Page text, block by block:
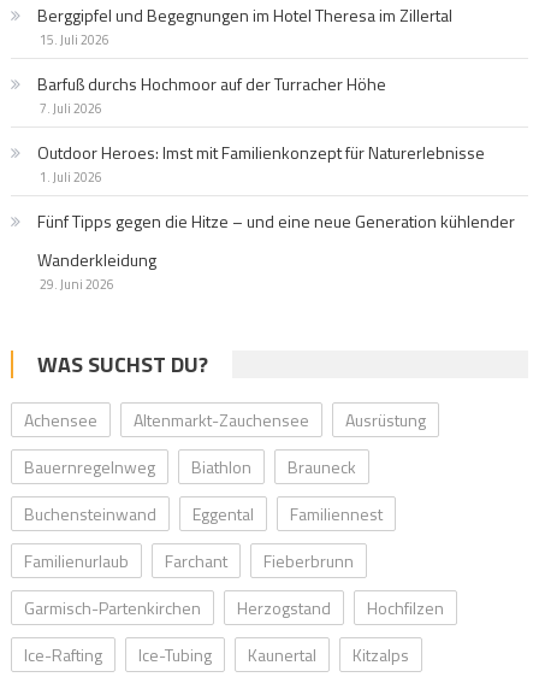
Berggipfel und Begegnungen im Hotel Theresa im Zillertal
15. Juli 2026
Barfuß durchs Hochmoor auf der Turracher Höhe
7. Juli 2026
Outdoor Heroes: Imst mit Familienkonzept für Naturerlebnisse
1. Juli 2026
Fünf Tipps gegen die Hitze – und eine neue Generation kühlender
Wanderkleidung
29. Juni 2026
WAS SUCHST DU?
Achensee Altenmarkt-Zauchensee
Ausrüstung
Bauernregelnweg
Biathlon
Brauneck
Buchensteinwand
Eggental
Familiennest
Familienurlaub
Farchant
Fieberbrunn
Garmisch-Partenkirchen
Herzogstand
Hochfilzen
Ice-Rafting
Ice-Tubing Kaunertal
Kitzalps